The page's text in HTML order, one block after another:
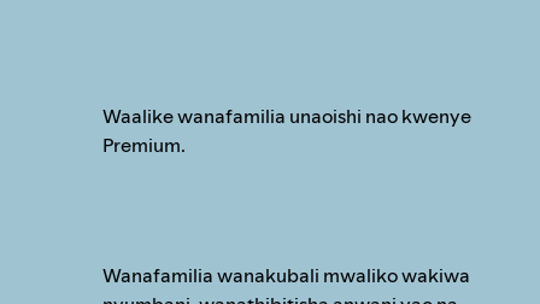
Waalike wanafamilia unaoishi nao kwenye
Premium.
Wanafamilia wanakubali mwaliko wakiwa